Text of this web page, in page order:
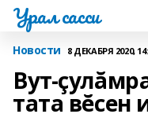
Урал сасси
Новости 8 ДЕКАБРЯ 2020,
Вут-
тата вĕсен